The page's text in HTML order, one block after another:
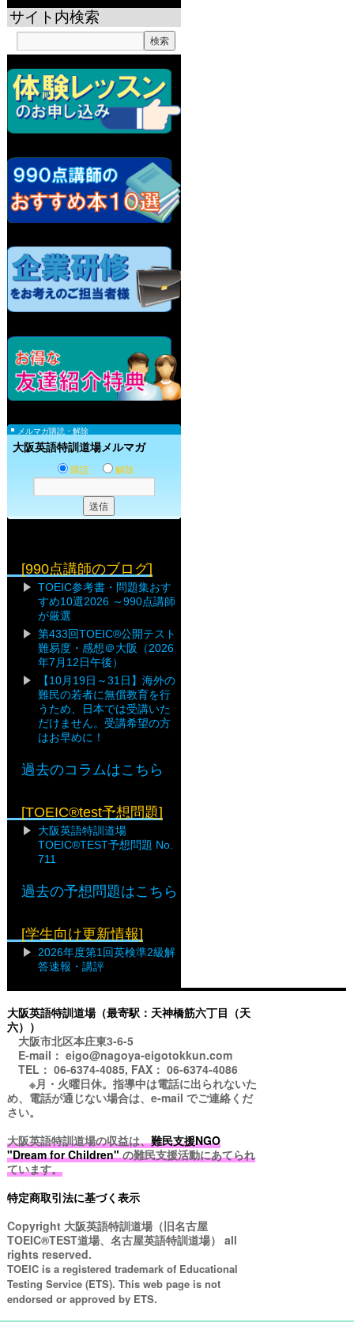
サイト内検索
メルマガ購読・解除
大阪英語特訓道場メルマガ
購読 解除
[990点講師のブログ]
TOEIC参考書・問題集おす
すめ10選2026 ～990点講師
が厳選
第433回TOEIC®公開テスト
難易度・感想＠大阪（2026
年7月12日午後）
【10月19日～31日】海外の
難民の若者に無償教育を行
うため、日本では受講いた
だけません。受講希望の方
はお早めに！
過去のコラムはこちら
[TOEIC®test予想問題]
大阪英語特訓道場
TOEIC®TEST予想問題 No.
711
過去の予想問題はこちら
[学生向け更新情報]
2026年度第1回英検準2級解
答速報・講評
大阪英語特訓道場（最寄駅：天神橋筋六丁目（天
六））
大阪市北区本庄東3-6-5
E-mail： eigo@nagoya-eigotokkun.com
TEL： 06-6374-4085, FAX： 06-6374-4086
※月・火曜日休。指導中は電話に出られないた
め、電話が通じない場合は、e-mail でご連絡くだ
さい。
大阪英語特訓道場の収益は、難民支援NGO
"Dream for Children"の難民支援活動にあてられ
ています。
特定商取引法に基づく表示
Copyright 大阪英語特訓道場（旧名古屋
TOEIC®TEST道場、名古屋英語特訓道場） all
rights reserved.
TOEIC is a registered trademark of Educational
Testing Service (ETS). This web page is not
endorsed or approved by ETS.